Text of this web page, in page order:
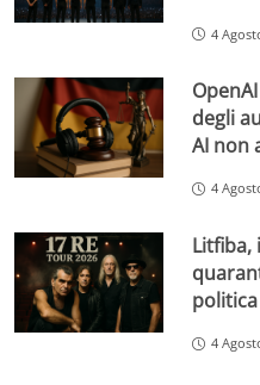
4
degli
AI non
4
Litfiba,
4